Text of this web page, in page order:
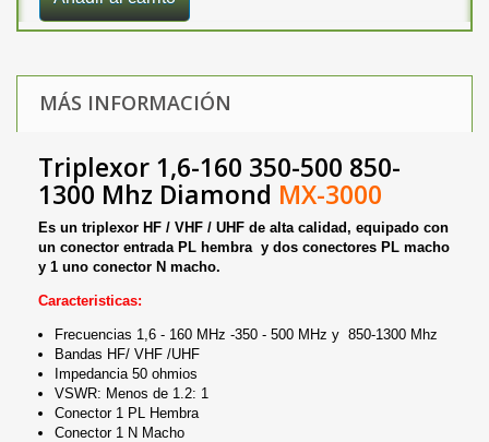
MÁS INFORMACIÓN
Triplexor 1,6-160 350-500 850-
1300 Mhz Diamond MX-3000
Es un triplexor HF / VHF / UHF de alta calidad, equipado con
un conector entrada PL hembra y dos conectores PL macho
y 1 uno conector N macho.
Caracteristicas:
Frecuencias 1,6 - 160 MHz -350 - 500 MHz y 850-1300 Mhz
Bandas HF/ VHF /UHF
Impedancia 50 ohmios
VSWR: Menos de 1.2: 1
Conector 1 PL Hembra
Conector 1 N Macho